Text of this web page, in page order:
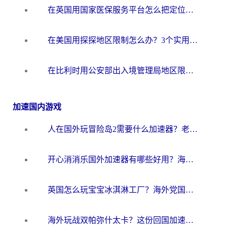
在英国用国家医保服务平台怎么把定位修改到中国国内？海外党必看的解决指南（附腾讯视频伊对可用方法）
在美国用探探地区限制怎么办？3个实用技巧帮你搞定（附咪咕豆瓣音乐限制破解法）
在比利时用公安部出入境管理局地区限制怎么办？3步搞定+欧洲杯观赛&香港购物指南
加速国内游戏
人在国外玩冒险岛2需要什么加速器？老玩家亲测有效的选择指南
开心消消乐国外加速器有哪些好用？海外党亲测不踩坑指南（附塔瑞斯世界Online流畅技巧）
英国怎么玩宝宝冰淇淋工厂？海外党国服游戏加速避坑指南（附挪威装甲风暴解决方案）
海外玩战双帕弥什太卡？这份回国加速器终极指南帮你告别延迟（附打球球大作战古今江湖加速方案）